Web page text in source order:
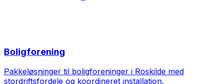
Boligforening
Pakkeløsninger til boligforeninger i Roskilde med
stordriftsfordele og koordineret installation.